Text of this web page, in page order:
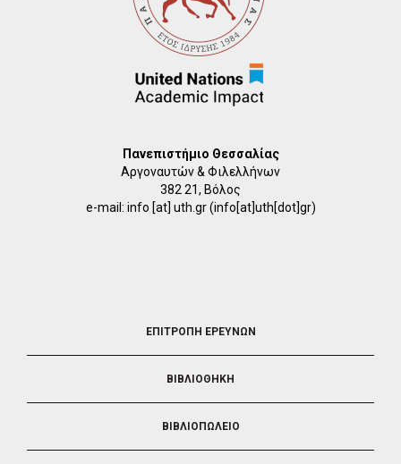
Πανεπιστήμιο Θεσσαλίας
Αργοναυτών & Φιλελλήνων
382 21, Βόλος
e-mail: info [at] uth.gr(info[at]uth[dot]gr)
ΕΠΙΤΡΟΠΗ ΕΡΕΥΝΩΝ
ΒΙΒΛΙΟΘΗΚΗ
ΒΙΒΛΙΟΠΩΛΕΙΟ